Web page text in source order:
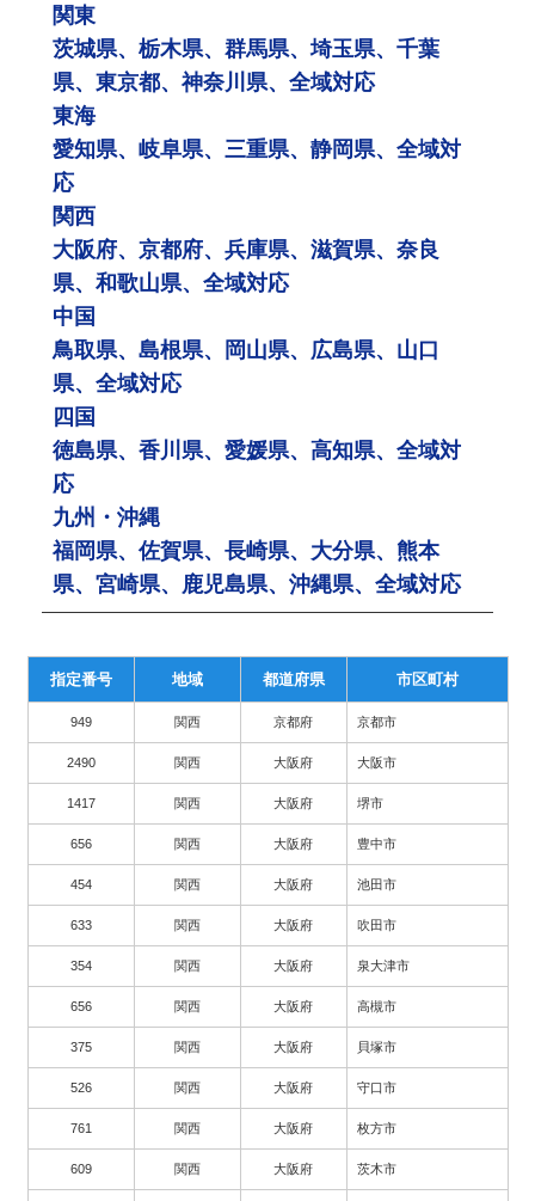
関東
茨城県、栃木県、群馬県、埼玉県、千葉
県、東京都、神奈川県、全域対応
東海
愛知県、岐阜県、三重県、静岡県、全域対
応
関西
大阪府、京都府、兵庫県、滋賀県、奈良
県、和歌山県、全域対応
中国
鳥取県、島根県、岡山県、広島県、山口
県、全域対応
四国
徳島県、香川県、愛媛県、高知県、全域対
応
九州・沖縄
福岡県、佐賀県、長崎県、大分県、熊本
県、宮崎県、鹿児島県、沖縄県、全域対応
指定番号 地域 都道府県 市区町村
949 関西 京都府 京都市
2490 関西 大阪府 大阪市
1417 関西 大阪府 堺市
656 関西 大阪府 豊中市
454 関西 大阪府 池田市
633 関西 大阪府 吹田市
354 関西 大阪府 泉大津市
656 関西 大阪府 高槻市
375 関西 大阪府 貝塚市
526 関西 大阪府 守口市
761 関西 大阪府 枚方市
609 関西 大阪府 茨木市